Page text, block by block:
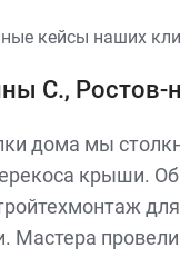
кейсы наших
С., Ростов-
дома мы
крыши.
Мастера